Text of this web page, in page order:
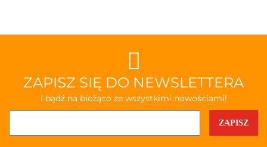
ZAPISZ SIĘ DO NEWSLETTERA
I bądź na bieżąco ze wszystkimi nowościami!